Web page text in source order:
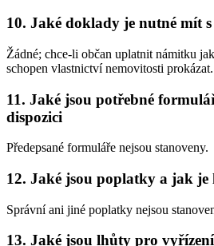
10. Jaké doklady je nutné mít s
Žádné; chce-li občan uplatnit námitku
schopen vlastnictví nemovitosti prokázat.
11. Jaké jsou potřebné
dispozici
Předepsané formuláře nejsou stanoveny.
12. Jaké jsou poplatky a jak je
Správní ani jiné poplatky nejsou
13. Jaké jsou lhůty pro vyřízení